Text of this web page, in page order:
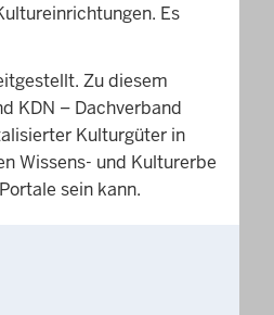
Es
Zu diesem
KDN – Dachverband
Kulturgüter in
Wissens- und Kulturerbe
sein kann.